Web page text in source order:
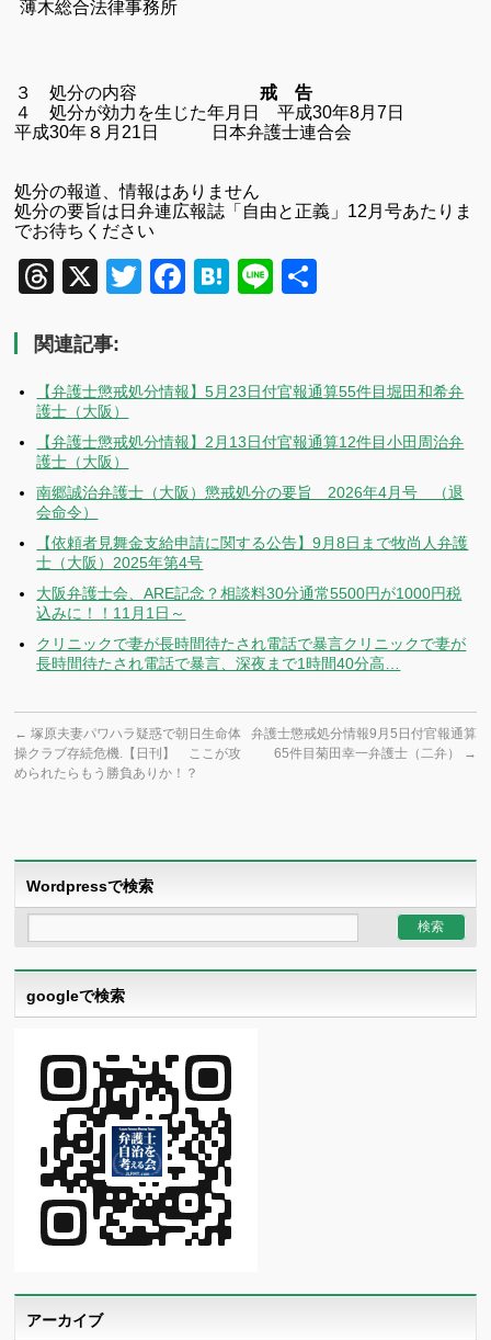
薄木総合法律事務所
３ 処分の内容
戒 告
４ 処分が効力を生じた年月日 平成30年8月7日
平成30年８月21日 日本弁護士連合会
処分の報道、情報はありません
処分の要旨は日弁連広報誌「自由と正義」12月号あたりま
でお待ちください
Threads
X Twitter
Facebook
Hatena
Line
関連記事:
【弁護士懲戒処分情報】5月23日付官報通算55件目堀田和希弁
護士（大阪）
【弁護士懲戒処分情報】2月13日付官報通算12件目小田周治弁
護士（大阪）
南郷誠治弁護士（大阪）懲戒処分の要旨 2026年4月号 （退
会命令）
【依頼者見舞金支給申請に関する公告】9月8日まで牧尚人弁護
士（大阪）2025年第4号
大阪弁護士会、ARE記念？相談料30分通常5500円が1000円税
込みに！！11月1日～
クリニックで妻が長時間待たされ電話で暴言クリニックで妻が
長時間待たされ電話で暴言、深夜まで1時間40分高…
← 塚原夫妻パワハラ疑惑で朝日生命体
操クラブ存続危機.【日刊】 ここが攻
められたらもう勝負ありか！？
弁護士懲戒処分情報9月5日付官報通算
65件目菊田幸一弁護士（二弁）
→
Wordpressで検索
googleで検索
アーカイブ